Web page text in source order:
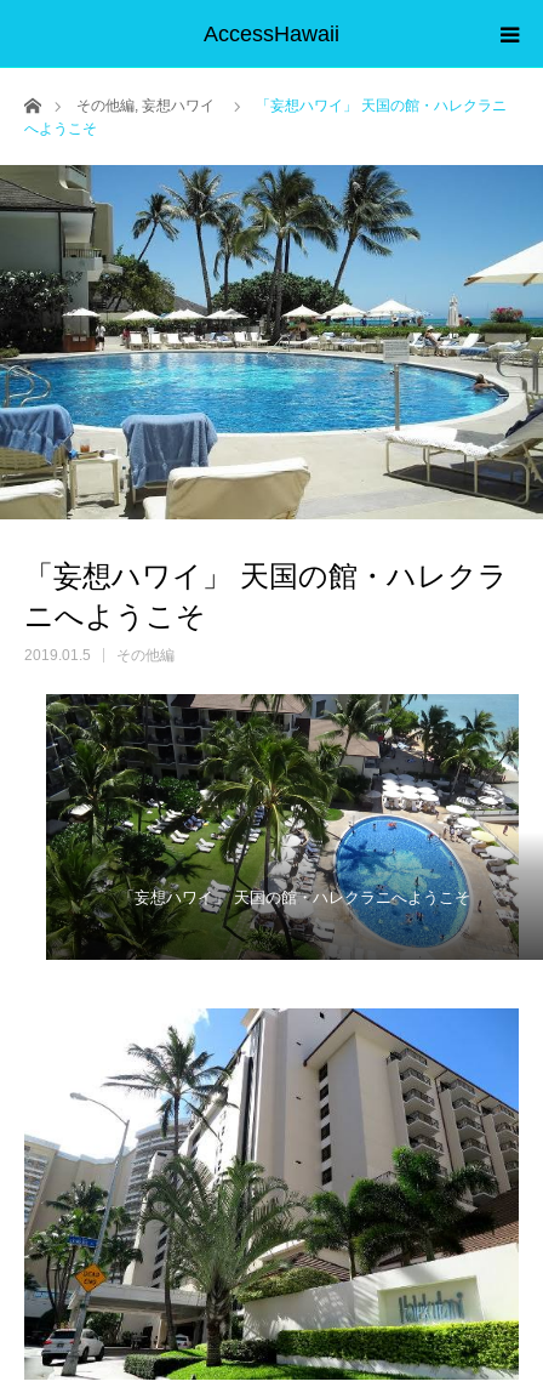
AccessHawaii
ホームその他編, 妄想ハワイ
「妄想ハワイ」 天国の館・ハレクラニ
へようこそ
「妄想ハワイ」 天国の館・ハレクラ
ニへようこそ
2019.01.5 その他編
「妄想ハワイ」 天国の館・ハレクラニへようこそ